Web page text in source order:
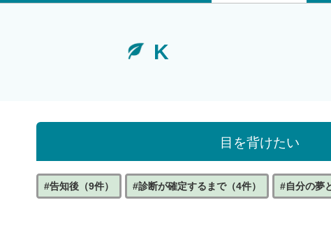
K
目を背けたい
#告知後（9件） #診断が確定するまで（4件） #自分の夢